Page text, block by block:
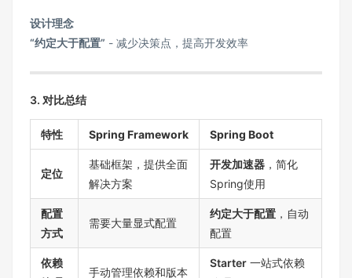
设计理念
“约定大于配置” - 减少决策点，提高开发效率
3. 对比总结
特性 Spring Framework Spring Boot
定位
基础框架，提供全面
解决方案
开发加速器 ，简化
Spring使用
配置
方式
需要大量显式配置
约定大于配置 ，自动
配置
依赖
手动管理依赖和版本
Starter 一站式依赖